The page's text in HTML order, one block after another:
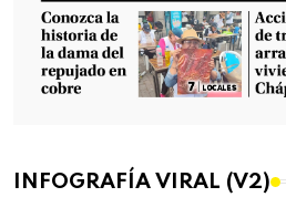
INFOGRAFÍA VIRAL (V2)